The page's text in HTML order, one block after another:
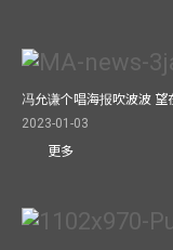
冯允谦个唱海报吹波波
2023-01-03
更多